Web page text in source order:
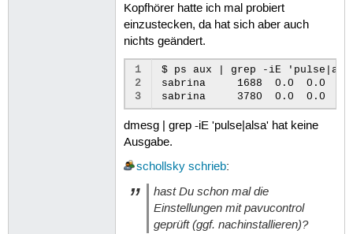
Kopfhörer hatte ich mal probiert
einzustecken, da hat sich aber auch
nichts geändert.
1
2
3
$ ps aux | grep -iE
sabrina     1688  0.0  0.0
dmesg | grep -iE 'pulse|alsa' hat keine
Ausgabe.
schollsky schrieb:
hast Du schon mal die
Einstellungen mit pavucontrol
geprüft (ggf. nachinstallieren)?